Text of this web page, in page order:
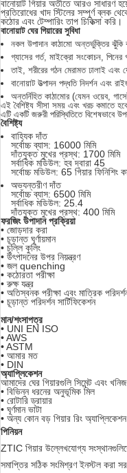
বানোয়াট গিয়ার অতীতে আরও সাধারণ
প্রতিরোধের খাদ স্টিলের সম্পূর্ণ ব্লক
কঠোর এবং টেম্পারিং তাপ চিকিত্সা করি।
বানোয়াট ঘের গিয়ারের সুবিধা
নকল উপাদান কাঠামো অন্তর্ভুক্তির ঝুঁকি
গ্যাসের গর্ত, মাইক্রো সংকোচন, পিনের
তাই, শরীরের গঠন মেরামত ঢালাই
বানোয়াট উত্পাদন পদ্ধতি নিদর্শন এবং
অন্তর্নিহিত কাঠামোর (যেমন ওয়েব,
এই বৈশিষ্ট্য সীসা সময় এবং খরচ কমাতে
এটি একটি জরুরী পরিস্থিতিতে বিশেষভাবে
বৈশিষ্ট্য
বাহ্যিক দাঁত
সর্বোচ্চ ব্যাস: 16000 মিমি
দাঁতযুক্ত মুখের প্রস্থ: 1700 মিমি
সর্বাধিক মডিউল: হব দ্বারা 45
সর্বোচ্চ মডিউল: 65 গিয়ার ফিনিশিং
অভ্যন্তরীণ দাঁত
সর্বোচ্চ ব্যাস: 6500 মিমি
সর্বাধিক মডিউল: 25.4
দাঁতযুক্ত মুখের প্রস্থ: 400 মিমি
ফরজিং উপাদান প্রক্রিয়া
• জোড়দার করা
• চূড়ান্ত ঘূর্ণায়মান
• চুল্লি কুলিং
• উৎপাদনের উপর নিয়ন্ত্রণ
• জল quenching
• কঠোরতা পরীক্ষা
• রুক্ষ যন্ত্র
• অতিস্বনক পরীক্ষা এবং মাত্রিক
• চূড়ান্ত পরিদর্শন সার্টিফিকেশন
মান/শংসাপত্র
• UNI EN ISO
• AWS
• ASTM
• আমার মত
• DIN
অ্যাপ্লিকেশন
আমাদের ঘের গিয়ারগুলি সিমেন্ট এবং
• বিভিন্ন ধরনের অনুভূমিক মিল
• রোটারি ড্রায়ার
• ঘূর্ণমান ভাটা
• অন্য কোন বড় গিয়ার রিং অ্যাপ্লিকেশন
পিনিয়ন
ZTIC গিয়ার উল্লেখযোগ্য
সমাপ্তির সঠিক সংমিশ্রণ ইনস্টল করা